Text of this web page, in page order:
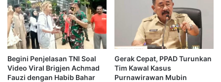
Begini Penjelasan TNI Soal
Video Viral Brigjen Achmad
Fauzi dengan Habib Bahar
Gerak Cepat, PPAD Turunkan
Tim Kawal Kasus
Purnawirawan Mubin